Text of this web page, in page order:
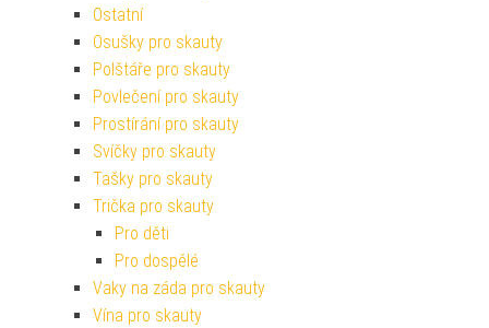
Ostatní
Osušky pro skauty
Polštáře pro skauty
Povlečení pro skauty
Prostírání pro skauty
Svíčky pro skauty
Tašky pro skauty
Trička pro skauty
Pro děti
Pro dospělé
Vaky na záda pro skauty
Vína pro skauty